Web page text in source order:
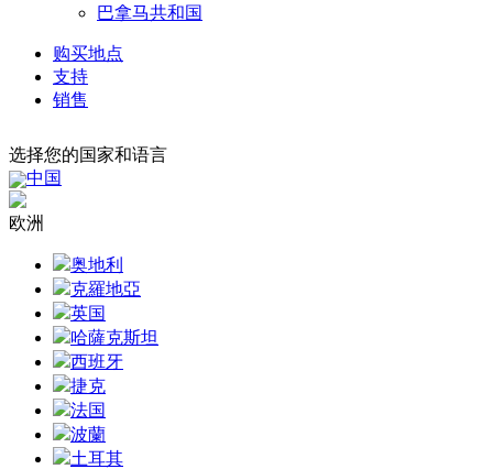
巴拿马共和国
购买地点
支持
销售
选择您的国家和语言
中国
欧洲
奥地利
克羅地亞
英国
哈薩克斯坦
西班牙
捷克
法国
波蘭
土耳其